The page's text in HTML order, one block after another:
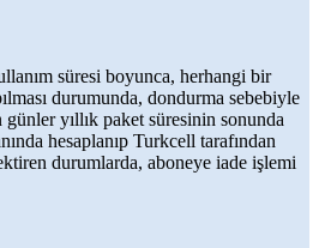
süresi boyunca, herhangi bir
durumunda, dondurma sebebiyle
günler yıllık paket süresinin sonunda
hesaplanıp Turkcell tarafından
durumlarda, aboneye iade işlemi